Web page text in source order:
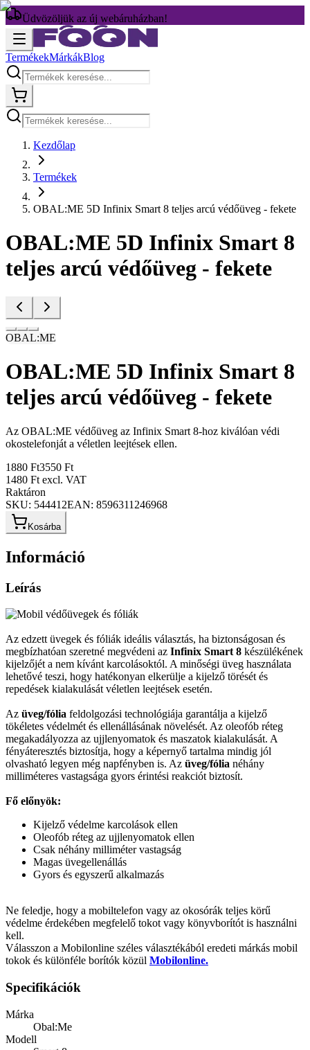
Üdvözöljük az új webáruházban!
TermékekMárkákBlog
Kezdőlap
Termékek
OBAL:ME 5D Infinix Smart 8 teljes arcú védőüveg - fekete
OBAL:ME 5D Infinix Smart 8
teljes arcú védőüveg - fekete
OBAL:ME
OBAL:ME 5D Infinix Smart 8
teljes arcú védőüveg - fekete
Az OBAL:ME védőüveg az Infinix Smart 8-hoz kiválóan védi
okostelefonját a véletlen leejtések ellen.
1880 Ft3550 Ft
1480 Ft excl. VAT
Raktáron
SKU: 544412EAN: 8596311246968
Kosárba
Információ
Leírás
Az edzett üvegek és fóliák ideális választás, ha biztonságosan és
megbízhatóan szeretné megvédeni az Infinix Smart 8 készülékének
kijelzőjét a nem kívánt karcolásoktól. A minőségi üveg használata
lehetővé teszi, hogy hatékonyan elkerülje a kijelző törését és
repedések kialakulását véletlen leejtések esetén.
Az üveg/fólia feldolgozási technológiája garantálja a kijelző
tökéletes védelmét és ellenállásának növelését. Az oleofób réteg
megakadályozza az ujjlenyomatok és maszatok kialakulását. A
fényáteresztés biztosítja, hogy a képernyő tartalma mindig jól
olvasható legyen még napfényben is. Az üveg/fólia néhány
milliméteres vastagsága gyors érintési reakciót biztosít.
Fő előnyök:
Kijelző védelme karcolások ellen
Oleofób réteg az ujjlenyomatok ellen
Csak néhány milliméter vastagság
Magas üvegellenállás
Gyors és egyszerű alkalmazás
Ne feledje, hogy a mobiltelefon vagy az okosórák teljes körű
védelme érdekében megfelelő tokot vagy könyvborítót is használni
kell.
Válasszon a Mobilonline széles választékából eredeti márkás mobil
tokok és különféle borítók közül Mobilonline.
Specifikációk
Márka
Obal:Me
Modell